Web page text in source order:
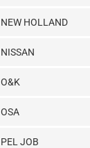
NEW HOLLAND
NISSAN
O&K
OSA
PEL JOB